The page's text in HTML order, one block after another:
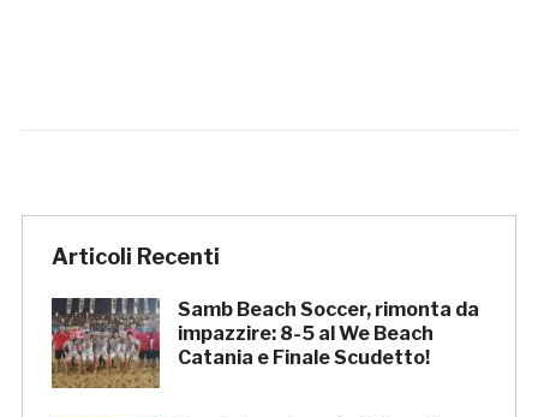
Articoli Recenti
Samb Beach Soccer, rimonta da
impazzire: 8-5 al We Beach
Catania e Finale Scudetto!